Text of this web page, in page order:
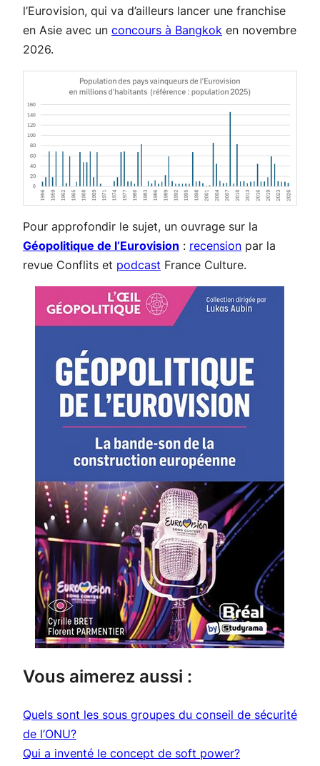
l’Eurovision, qui va d’ailleurs lancer une franchise
en Asie avec un concours à Bangkok en novembre
2026.
Pour approfondir le sujet, un ouvrage sur la
Géopolitique de l’Eurovision : recension par la
revue Conflits et podcast France Culture.
Vous aimerez aussi :
Quels sont les sous groupes du conseil de sécurité
de l’ONU?
Qui a inventé le concept de soft power?